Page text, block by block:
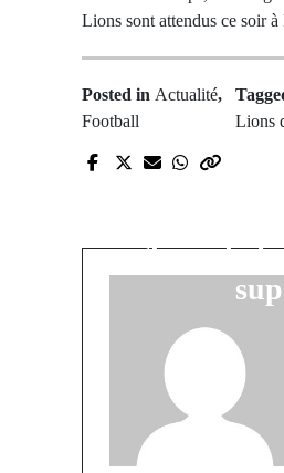
Lions sont attendus ce soir
Posted in Actualité,
Football
Lions
Duel de
gloire, la